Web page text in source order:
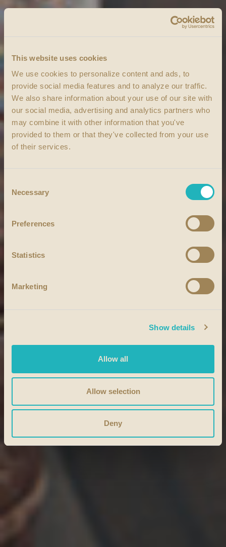
This website uses cookies
We use cookies to personalize content and ads, to
provide social media features and to analyze our traffic.
We also share information about your use of our site with
our social media, advertising and analytics partners who
may combine it with other information that you've
provided to them or that they've collected from your use
of their services.
Selection
Necessary
Preferences
Statistics
Marketing
Show details
Allow all
Allow selection
Deny